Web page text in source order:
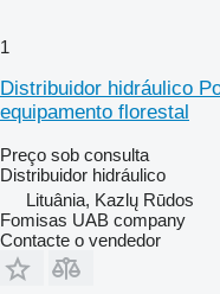
1
Distribuidor hidráulico
equipamento florestal
Preço sob consulta
Distribuidor hidráulico
Lituânia, Kazlų Rūdos
Fomisas UAB company
Contacte o vendedor